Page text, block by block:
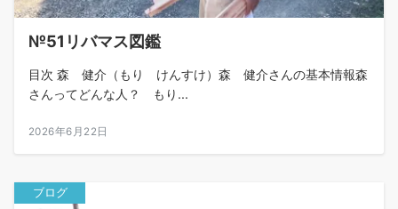
№51リバマス図鑑
目次 森 健介（もり けんすけ）森 健介さんの基本情報森
さんってどんな人？ もり...
2026年6月22日
ブログ